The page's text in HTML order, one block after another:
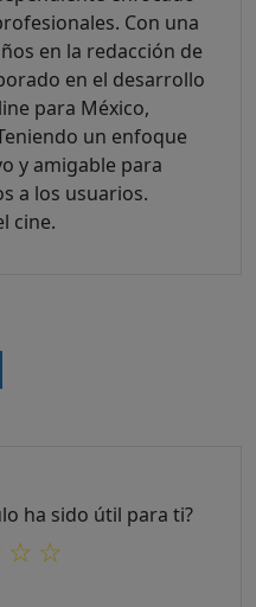
Con una
en la redacción de
en el desarrollo
para México,
un enfoque
y amigable para
a los usuarios.
cine.
ha sido útil para ti?
☆
☆